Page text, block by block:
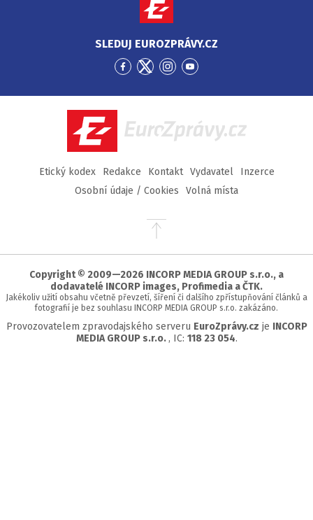
SLEDUJ EUROZPRÁVY.CZ
Přejít
Facebook
Přejít
Twitter
Přejít
Instagram
Přejít
YouTube
EuroZprávy.cz
Etický kodex Redakce Kontakt Vydavatel
Inzerce
Osobní údaje / Cookies
Volná místa
Přejít
stránky
Copyright © 2009—2026 INCORP MEDIA GROUP s.r.o., a
dodavatelé INCORP images, Profimedia a ČTK.
Jakékoliv užití obsahu včetně převzetí, šíření či dalšího zpřístupňování článků a
fotografií je bez souhlasu INCORP MEDIA GROUP s.r.o. zakázáno.
Provozovatelem zpravodajského serveru EuroZprávy.cz je INCORP
MEDIA GROUP s.r.o. , IC: 118 23 054.